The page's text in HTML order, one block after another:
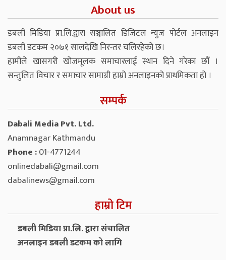
About us
डबली मिडिया प्रा.लि.द्वारा सञ्चालित डिजिटल न्युज पोर्टल अनलाइन
डबली डटकम २०७१ सालदेखि निरन्तर चलिरहेको छ।
हामीले खासगरी खोजमूलक समाचारलाई स्थान दिने गरेका छौं ।
सन्तुलित विचार र समाचार सामाग्री हाम्रो अनलाइनको प्राथमिकता हो ।
सम्पर्क
Dabali Media Pvt. Ltd.
Anamnagar Kathmandu
Phone :01-4771244
onlinedabali@gmail.com
dabalinews@gmail.com
हाम्रो टिम
डबली मिडिया प्रा.लि. द्वारा संचालित
अनलाइन डबली डटकम को लागि